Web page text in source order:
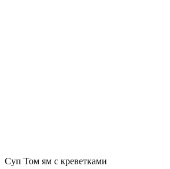
Суп Том ям с креветками